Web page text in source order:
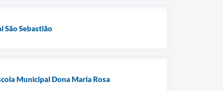
São Sebastião
Municipal Dona Maria Rosa